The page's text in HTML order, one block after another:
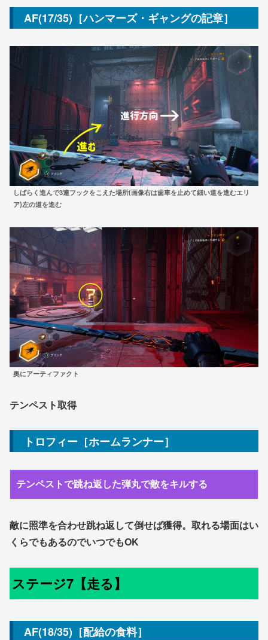
AF(17/35)［ハンマーズ・ギャングの記章］
しばらく進んで3連フックをこえた場所(画像右は歯車を止めて細い道を進むエリ
ア)左の道を進む
奥にアーティファクト
テンペスト取得
トロフィー［ホームランナー］
テンペストで跳ね返した弾丸で敵をキルする
敵に照準を合わせ跳ね返して倒せば獲得。取れる場面はい
くらでもあるのでいつでもOK
ステージ7【走る】
AF(18/35)［配給の食料］